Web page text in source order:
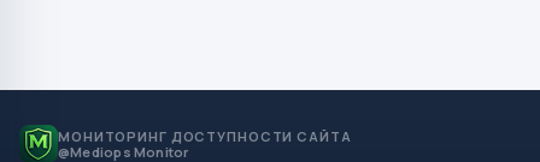
МОНИТОРИНГ ДОСТУПНОСТИ САЙТА
@Mediops Monitor